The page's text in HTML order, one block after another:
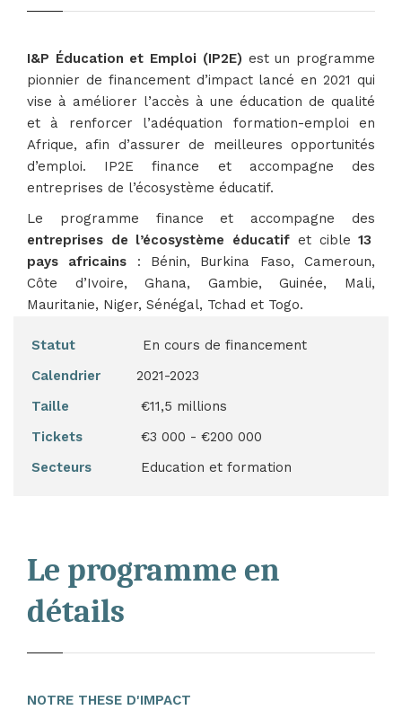
I&P Éducation et Emploi (IP2E) est un programme
pionnier de financement d’impact lancé en 2021 qui
vise à améliorer l’accès à une éducation de qualité
et à renforcer l’adéquation formation-emploi en
Afrique, afin d’assurer de meilleures opportunités
d’emploi. IP2E finance et accompagne des
entreprises de l’écosystème éducatif.
Le programme finance et accompagne des
entreprises de l’écosystème éducatif et cible13
pays africains : Bénin, Burkina Faso, Cameroun,
Côte d’Ivoire, Ghana, Gambie, Guinée, Mali,
Mauritanie, Niger, Sénégal, Tchad et Togo.
Statut En cours de financement
Calendrier 2021-2023
Taille
€11,5 millions
Tickets
€3 000 - €200 000
Secteurs
Education et formation
Le programme en
détails
NOTRE THESE D'IMPACT